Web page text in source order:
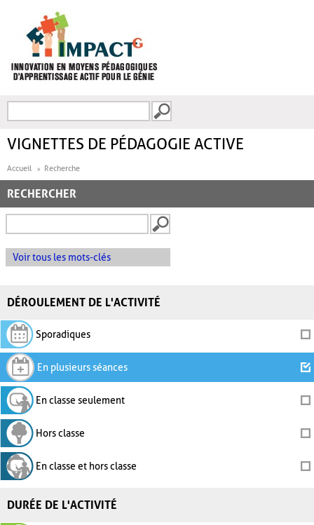
FORMULAIRE DE
VIGNETTES DE PÉDAGOGIE ACTIVE
Accueil Recherche
RECHERCHER
Voir tous les mots-clés
DÉROULEMENT DE L'ACTIVITÉ
Sporadiques
En plusieurs séances
En classe seulement
Hors classe
En classe et hors classe
DURÉE DE L'ACTIVITÉ